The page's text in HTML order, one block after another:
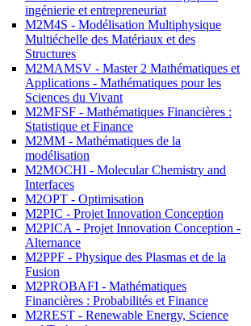
ingénierie et entrepreneuriat
M2M4S - Modélisation Multiphysique
Multiéchelle des Matériaux et des
Structures
M2MAMSV - Master 2 Mathématiques et
Applications - Mathématiques pour les
Sciences du Vivant
M2MFSF - Mathématiques Financières :
Statistique et Finance
M2MM - Mathématiques de la
modélisation
M2MOCHI - Molecular Chemistry and
Interfaces
M2OPT - Optimisation
M2PIC - Projet Innovation Conception
M2PICA - Projet Innovation Conception -
Alternance
M2PPF - Physique des Plasmas et de la
Fusion
M2PROBAFI - Mathématiques
Financières : Probabilités et Finance
M2REST - Renewable Energy, Science